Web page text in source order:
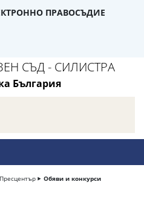
ПРАВОСЪДИЕ
СЪД - СИЛИСТРА
България
Пресцентър Обяви и конкурси